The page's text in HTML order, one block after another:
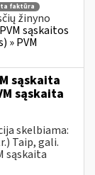
faktūra
žinyno
sąskaitos
» PVM
sąskaita
sąskaita
skelbiama:
Taip, gali.
sąskaita